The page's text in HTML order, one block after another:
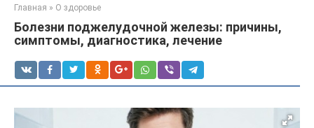
Главная » О здоровье
Болезни поджелудочной железы: причины,
симптомы, диагностика, лечение